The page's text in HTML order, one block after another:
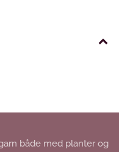
både med planter og